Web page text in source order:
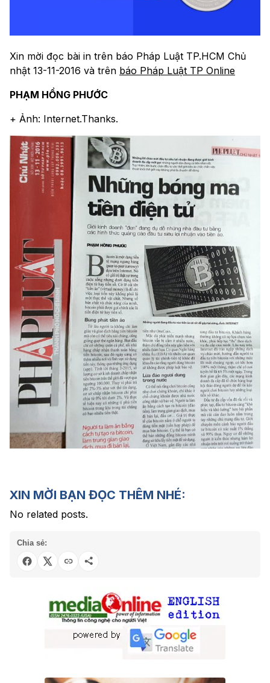
Xin mời đọc bài in trên báo Pháp Luật TP.HCM Chủ
nhật 13-11-2016 và trên báo Pháp Luật TP Online
PHẠM HỒNG PHƯỚC
+ Ảnh: Internet.Thanks.
XIN MỜI BẠN ĐỌC THÊM NHÉ:
No related posts.
Chia sẻ: